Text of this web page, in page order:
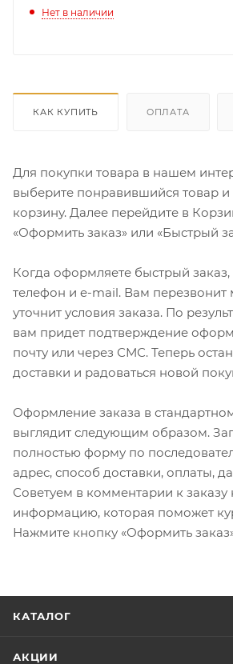
Нет в наличии
КАК КУПИТЬ ОПЛАТА
Для покупки товара в нашем
выберите понравившийся товар и
корзину. Далее перейдите в
«Оформить заказ» или «Быстрый
Когда оформляете быстрый
телефон и e-mail. Вам
уточнит условия заказа. По
вам придет подтверждение
почту или через СМС. Теперь
доставки и радоваться новой
Оформление заказа в
выглядит следующим образом.
полностью форму по
адрес, способ доставки, оплаты,
Советуем в комментарии к заказу
информацию, которая поможет
Нажмите кнопку «Оформить
КАТАЛОГ
АКЦИИ